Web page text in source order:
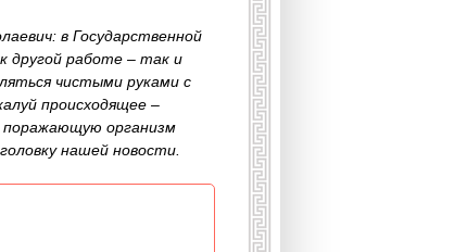
в Государственной
другой работе – так и
чистыми руками с
происходящее –
поражающую организм
нашей новости.